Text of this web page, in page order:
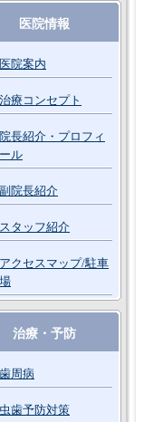
医院情報
医院案内
治療コンセプト
院長紹介・プロフィ
ール
副院長紹介
スタッフ紹介
アクセスマップ/駐車
場
治療・予防
歯周病
虫歯予防対策